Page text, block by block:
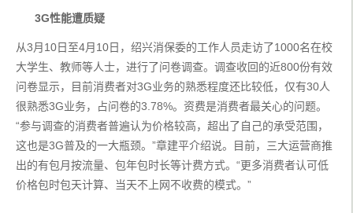
3G性能遭质疑
从3月10日至4月10日，绍兴消保委的工作人员走访了1000名在校
大学生、教师等人士，进行了问卷调查。调查收回的近800份有效
问卷显示，目前消费者对3G业务的熟悉程度还比较低，仅有30人
很熟悉3G业务，占问卷的3.78%。资费是消费者最关心的问题。
“参与调查的消费者普遍认为价格较高，超出了自己的承受范围，
这也是3G普及的一大瓶颈。”章建平介绍说。目前，三大运营商推
出的有包月按流量、包年包时长等计费方式。“更多消费者认可低
价格包时包天计算、当天不上网不收费的模式。”